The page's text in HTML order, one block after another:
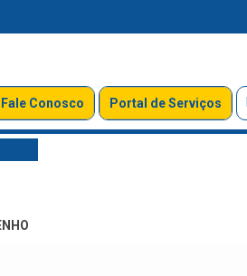
Fale Conosco Portal de Serviços